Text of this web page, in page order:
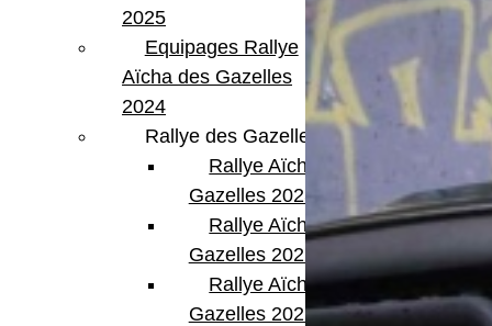
2025
Equipages Rallye
Aïcha des Gazelles
2024
Rallye des Gazelles
Rallye Aïcha des
Gazelles 2023
Rallye Aïcha des
Gazelles 2022
Rallye Aïcha des
Gazelles 2021 -30th